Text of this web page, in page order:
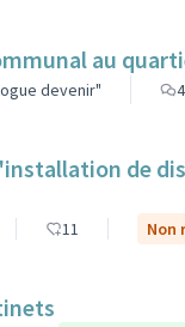
au
devenir" 4
de
11 Non